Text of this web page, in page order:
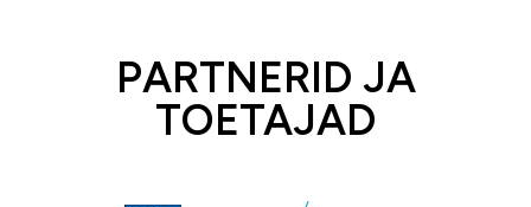
PARTNERID JA
TOETAJAD